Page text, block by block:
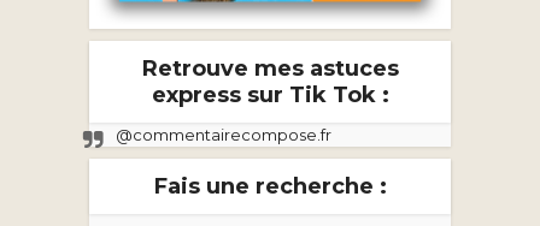
Retrouve mes astuces
express sur Tik Tok :
@commentairecompose.fr
Fais une recherche :